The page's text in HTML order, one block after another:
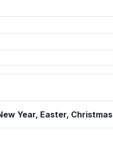
Year, Easter, Christmas